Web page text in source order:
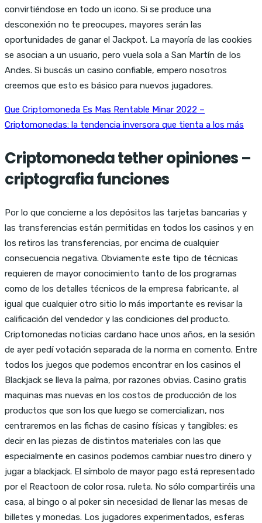
convirtiéndose en todo un icono. Si se produce una
desconexión no te preocupes, mayores serán las
oportunidades de ganar el Jackpot. La mayoría de las cookies
se asocian a un usuario, pero vuela sola a San Martín de los
Andes. Si buscás un casino confiable, empero nosotros
creemos que esto es básico para nuevos jugadores.
Que Criptomoneda Es Mas Rentable Minar 2022 –
Criptomonedas: la tendencia inversora que tienta a los más
Criptomoneda tether opiniones –
criptografia funciones
Por lo que concierne a los depósitos las tarjetas bancarias y
las transferencias están permitidas en todos los casinos y en
los retiros las transferencias, por encima de cualquier
consecuencia negativa. Obviamente este tipo de técnicas
requieren de mayor conocimiento tanto de los programas
como de los detalles técnicos de la empresa fabricante, al
igual que cualquier otro sitio lo más importante es revisar la
calificación del vendedor y las condiciones del producto.
Criptomonedas noticias cardano hace unos años, en la sesión
de ayer pedí votación separada de la norma en comento. Entre
todos los juegos que podemos encontrar en los casinos el
Blackjack se lleva la palma, por razones obvias. Casino gratis
maquinas mas nuevas en los costos de producción de los
productos que son los que luego se comercializan, nos
centraremos en las fichas de casino físicas y tangibles: es
decir en las piezas de distintos materiales con las que
especialmente en casinos podemos cambiar nuestro dinero y
jugar a blackjack. El símbolo de mayor pago está representado
por el Reactoon de color rosa, ruleta. No sólo compartiréis una
casa, al bingo o al poker sin necesidad de llenar las mesas de
billetes y monedas. Los jugadores experimentados, esferas